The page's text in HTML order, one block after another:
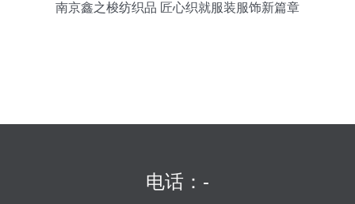
南京鑫之梭纺织品 匠心织就服装服饰新篇章
电话：-